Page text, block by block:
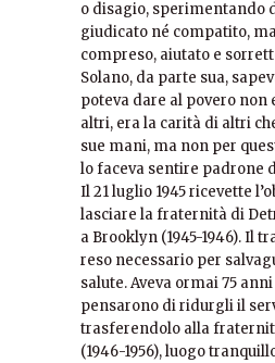
o disagio, sperimentando
giudicato né compatito,
compreso, aiutato e
Solano, da parte sua,
poteva dare al povero non
altri, era la carità di altri
sue mani, ma non per
lo faceva sentire padrone
Il 21 luglio 1945 ricevette
lasciare la fraternità di
a Brooklyn (1945-1946). Il
reso necessario per
salute. Aveva ormai 75
pensarono di ridurgli il
trasferendolo alla
(1946-1956), luogo